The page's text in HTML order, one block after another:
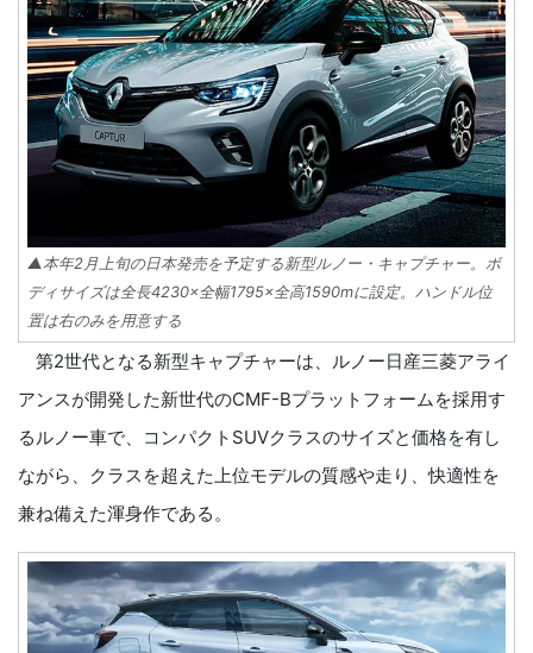
▲本年2月上旬の日本発売を予定する新型ルノー・キャプチャー。ボ
ディサイズは全長4230×全幅1795×全高1590mに設定。ハンドル位
置は右のみを用意する
第2世代となる新型キャプチャーは、ルノー日産三菱アライ
アンスが開発した新世代のCMF-Bプラットフォームを採用す
るルノー車で、コンパクトSUVクラスのサイズと価格を有し
ながら、クラスを超えた上位モデルの質感や走り、快適性を
兼ね備えた渾身作である。